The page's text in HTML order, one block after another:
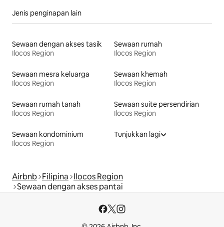
Jenis penginapan lain
Sewaan dengan akses tasik
Ilocos Region
Sewaan rumah
Ilocos Region
Sewaan mesra keluarga
Ilocos Region
Sewaan khemah
Ilocos Region
Sewaan rumah tanah
Ilocos Region
Sewaan suite persendirian
Ilocos Region
Sewaan kondominium
Ilocos Region
Tunjukkan lagi
Airbnb Filipina Ilocos Region
Sewaan dengan akses pantai